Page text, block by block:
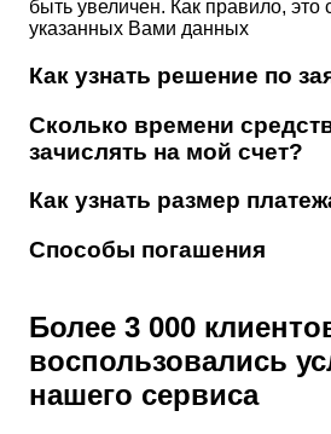
быть увеличен. Как правило, это
указанных Вами данных
Как узнать решение по
Сколько времени
зачислять на мой счет?
Как узнать размер
Способы погашения
Более 3 000
воспользовались
нашего сервиса